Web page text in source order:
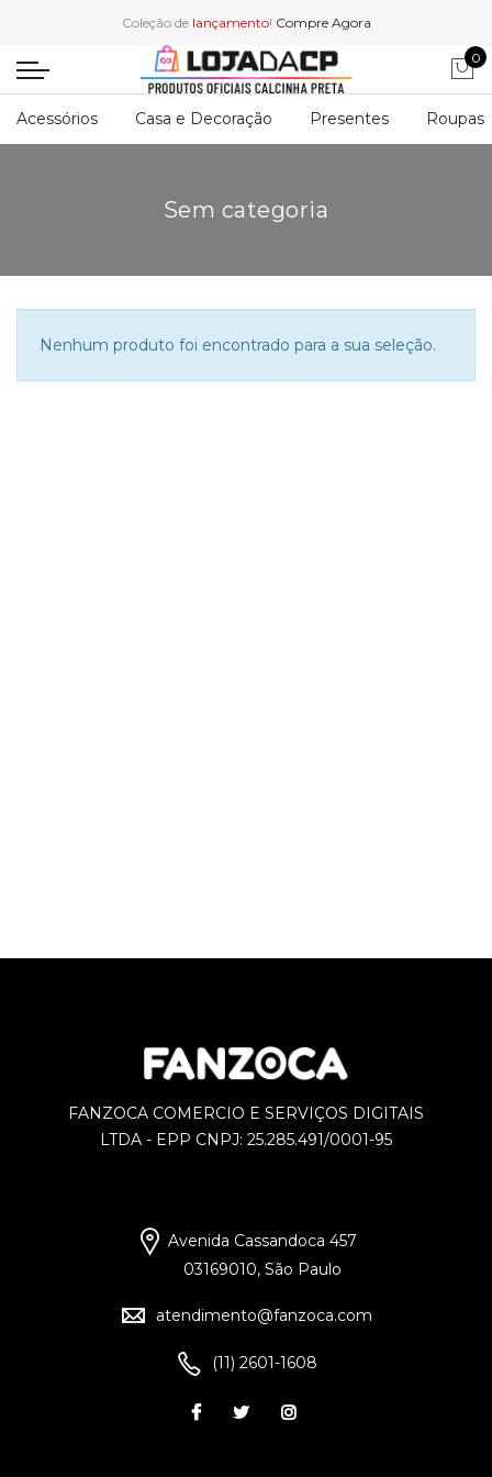
Coleção de lançamento! Compre Agora
0
Acessórios Casa e Decoração Presentes Roupas
Sem categoria
Nenhum produto foi encontrado para a sua seleção.
FANZOCA COMERCIO E SERVIÇOS DIGITAIS
LTDA - EPP CNPJ: 25.285.491/0001-95
Avenida Cassandoca 457
03169010, São Paulo
atendimento@fanzoca.com
(11) 2601-1608